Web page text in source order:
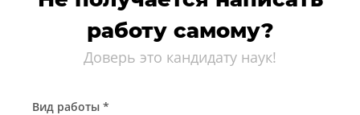
работу самому?
Доверь это кандидату наук!
Вид работы *